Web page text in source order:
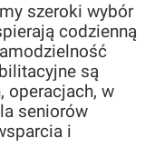
szeroki wybór
codzienną
są
operacjach, w
seniorów
i